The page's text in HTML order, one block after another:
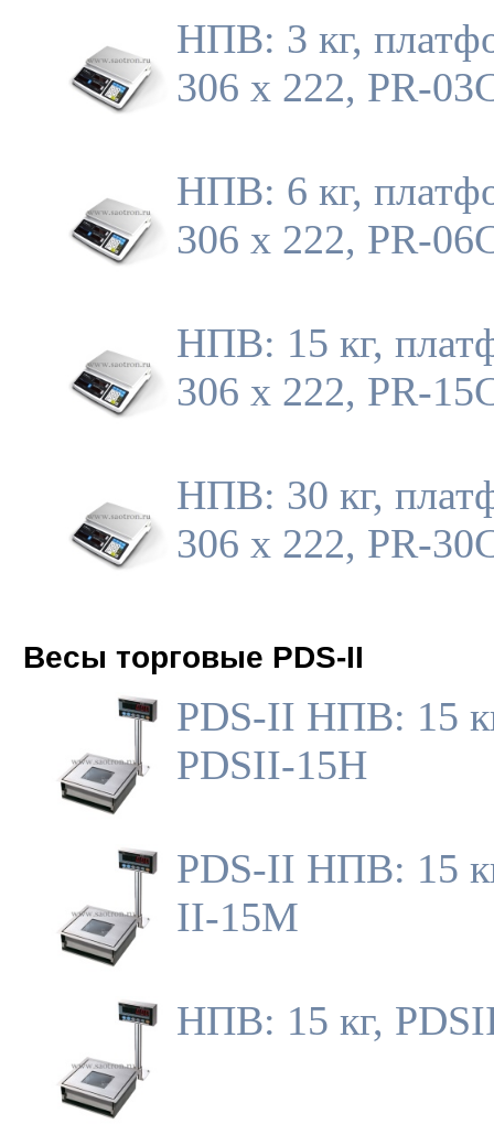
НПВ: 3 кг,
306 х 222, PR-
НПВ: 6 кг,
306 х 222, PR-
НПВ: 15 кг,
306 х 222, PR-
НПВ: 30 кг,
306 х 222, PR-
Весы торговые PDS-II
PDS-II НПВ: 15
PDSII-15H
PDS-II НПВ: 15
II-15M
НПВ: 15 кг,